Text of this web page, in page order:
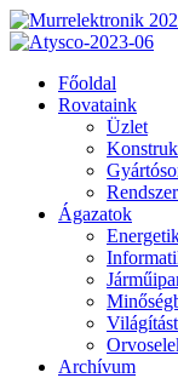
Főoldal
Rovataink
Üzlet
Ágazatok
Archívum